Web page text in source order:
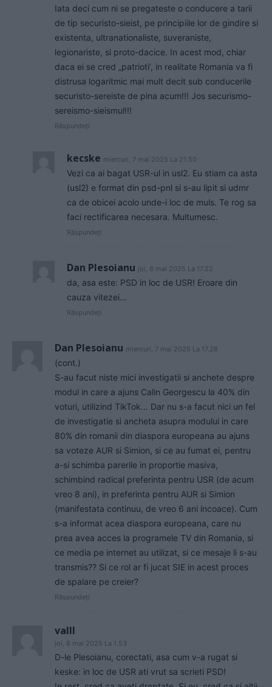
Iata deci cum ni se pregateste o conducere a tarii
de tip securisto-sieist, pe principiile lor de gindire si
existenta, ultranationaliste, suveraniste,
legionariste, si proto-dacice. In acest mod, chiar
daca ei se cred „patrioti’, in realitate Romania va fi
distrusa logaritmic mai mult decit sub conducerile
securisto-sereiste de pina acum!!! Jos securismo-
sereismo-sieismul!!!
Răspundeți
kecske miercuri, 7 mai 2025 La 21.50
Vezi ca ai bagat USR-ul in usl2. Eu stiam ca asta
(usl2) e format din psd-pnl si s-au lipit si udmr
ca de obicei acolo unde-i loc de muls. Te rog sa
faci rectificarea necesara. Multumesc.
Răspundeți
Dan Plesoianu joi, 8 mai 2025 La 17.22
da, asa este: PSD in loc de USR! Eroare din
cauza vitezei…
Răspundeți
Dan Plesoianu miercuri, 7 mai 2025 La 17.28
(cont.)
S-au facut niste mici investigatii si anchete despre
modul in care a ajuns Calin Georgescu la 40% din
voturi, utilizind TikTok… Dar nu s-a facut nici un fel
de investigatie si ancheta asupra modului in care
80% din romanii din diaspora europeana au ajuns
sa voteze AUR si Simion, si ce au fumat ei, pentru
a-si schimba parerile in proportie masiva,
schimbind radical preferinta pentru USR (de acum
vreo 8 ani), in preferinta pentru AUR si Simion
(manifestata continuu, de vreo 6 ani incoace). Cum
s-a informat acea diaspora europeana, care nu
prea avea acces la programele TV din Romania, si
ce media pe internet au utilizat, si ce mesaje li s-au
transmis?? Si ce rol ar fi jucat SIE in acest proces
de spalare pe creier?
Răspundeți
valll
joi, 8 mai 2025 La 1.53
D-le Plesoianu, corectati, asa cum v-a rugat si
keske: in loc de USR ati vrut sa scrieti PSD!